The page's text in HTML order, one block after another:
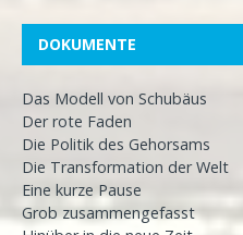
DOKUMENTE
Das Modell von Schubäus
Der rote Faden
Die Politik des Gehorsams
Die Transformation der Welt
Eine kurze Pause
Grob zusammengefasst